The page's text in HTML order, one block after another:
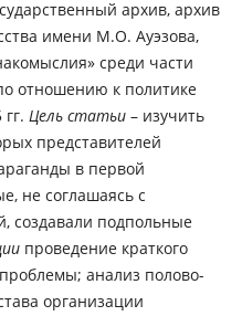
архив, архив
имени М.О. Ауэзова,
среди части
отношению к политике
Цель статьи– изучить
представителей
в первой
не соглашаясь с
создавали подпольные
проведение краткого
анализ полово-
организации